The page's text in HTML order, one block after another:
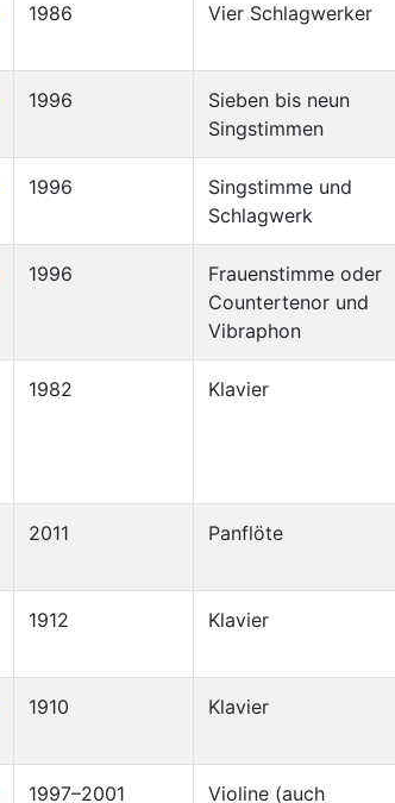
1986 Vier Schlagwerker
1996
Sieben bis neun
Singstimmen
1996
Singstimme und
Schlagwerk
1996
Frauenstimme oder
Countertenor und
Vibraphon
1982 Klavier
2011 Panflöte
1912 Klavier
1910 Klavier
1997–2001 Violine (auch